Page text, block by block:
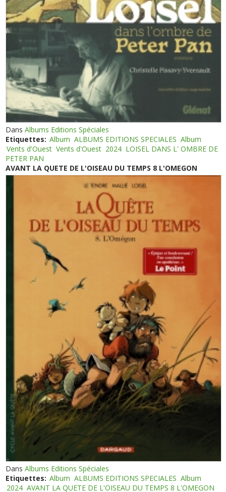
DansAlbums Editions Spéciales
Etiquettes: Album ALBUMS EDITIONS SPECIALES Album
Vents d'Ouest Vents d'Ouest 2024 LOISEL DANS L' OMBRE DE
PETER PAN
AVANT LA QUETE DE L'OISEAU DU TEMPS 8 L'OMEGON
DansAlbums Editions Spéciales
Etiquettes: Album ALBUMS EDITIONS SPECIALES Album
2024 AVANT LA QUETE DE L'OISEAU DU TEMPS 8 L'OMEGON